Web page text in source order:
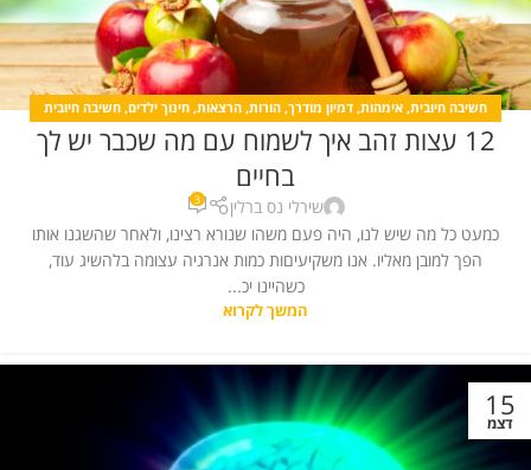
חשיבה חיובית, אימהות, דמיון מודרך, הורות, הרצאות, חינוך ילדים, חשיבה חיובית
מאמרים ,יצירת מציאות,כללי ,לחץ ,מדיטציה,מחשבה חיובית,מערכות יחסים,
קורסים
12 עצות זהב איך לשמוח עם מה שכבר יש לך
בחיים
שירלי נס ברלין 3
כמעט כל מה שיש לנו, היה פעם משהו שנורא רצינו, ולאחר שהשגנו אותו
הפך למובן מאליו. אנו משקיעיםות כמות אנרגיה עצומה בלהשיג עוד,
כשהיינו יכ...
המשך לקרוא
15
דצמ